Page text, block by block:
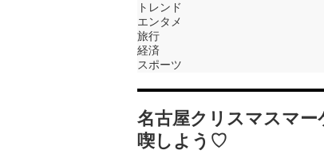
トレンド
エンタメ
旅行
経済
スポーツ
名古屋クリスマスマ
喫しよう♡